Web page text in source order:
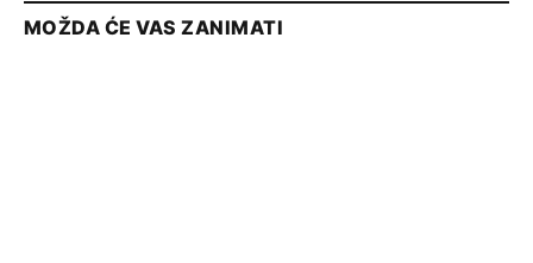
MOŽDA ĆE VAS ZANIMATI